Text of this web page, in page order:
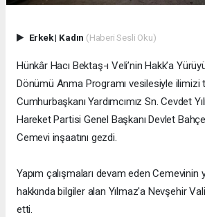
Erkek| Kadın (Haberi Sesli Oku)
Hünkâr Hacı Bektaş-ı Veli’nin Hakk’a
Dönümü Anma Programı vesilesiyle ilimizi
Cumhurbaşkanı Yardımcımız Sn. Cevdet
Hareket Partisi Genel Başkanı Devlet
Cemevi inşaatını gezdi.
Yapım çalışmaları devam eden Cemevinin
hakkında bilgiler alan Yılmaz'a Nevşehir
etti.